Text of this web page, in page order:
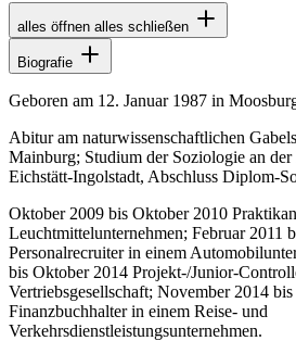
alles öffnen alles schließen
Biografie
Geboren am 12. Januar 1987 in
Abitur am naturwissenschaftlichen
Mainburg; Studium der Soziologie an
Eichstätt-Ingolstadt, Abschluss Diplom-
Oktober 2009 bis Oktober 2010
Leuchtmittelunternehmen; Februar 2011
Personalrecruiter in einem
bis Oktober 2014 Projekt-/Junior-
Vertriebsgesellschaft; November 2014
Finanzbuchhalter in einem Reise- und
Verkehrsdienstleistungsunternehmen.